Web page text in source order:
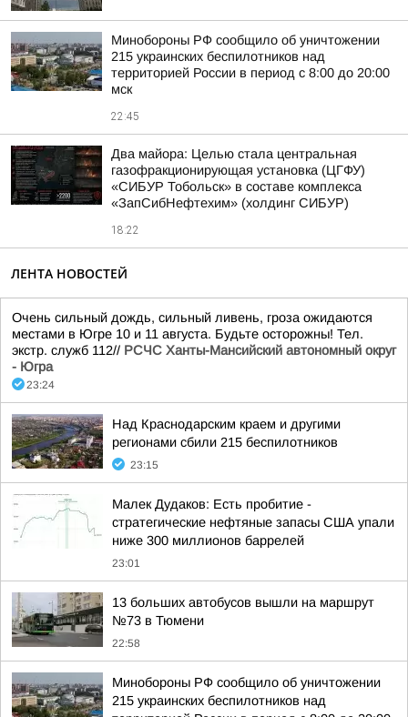
Минобороны РФ сообщило об уничтожении
215 украинских беспилотников над
территорией России в период с 8:00 до 20:00
мск
22:45
Два майора: Целью стала центральная
газофракционирующая установка (ЦГФУ)
«СИБУР Тобольск» в составе комплекса
«ЗапСибНефтехим» (холдинг СИБУР)
18:22
ЛЕНТА НОВОСТЕЙ
Очень сильный дождь, сильный ливень, гроза ожидаются
местами в Югре 10 и 11 августа. Будьте осторожны! Тел.
экстр. служб 112// РСЧС Ханты-Мансийский автономный округ
- Югра
23:24
Над Краснодарским краем и другими
регионами сбили 215 беспилотников
23:15
Малек Дудаков: Есть пробитие -
стратегические нефтяные запасы США упали
ниже 300 миллионов баррелей
23:01
13 больших автобусов вышли на маршрут
№73 в Тюмени
22:58
Минобороны РФ сообщило об уничтожении
215 украинских беспилотников над